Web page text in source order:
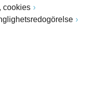
cookies